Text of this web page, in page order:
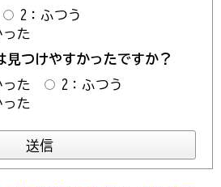
2：ふつう
た
見つけやすかったですか？
た
2：ふつう
た